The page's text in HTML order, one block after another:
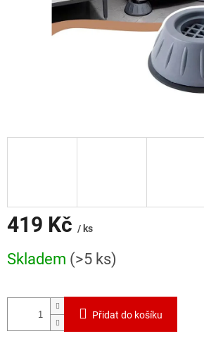
419 Kč / ks
cena:
Skladem (>5 ks)
Přidat do košíku